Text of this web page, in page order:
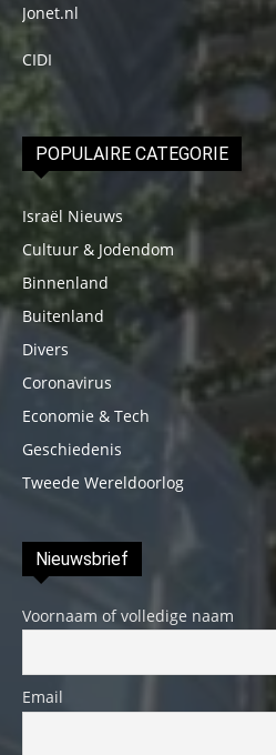
Jonet.nl
CIDI
POPULAIRE CATEGORIE
Israël Nieuws
Cultuur & Jodendom
Binnenland
Buitenland
Divers
Coronavirus
Economie & Tech
Geschiedenis
Tweede Wereldoorlog
Nieuwsbrief
Voornaam of volledige naam
Email